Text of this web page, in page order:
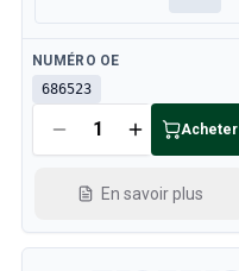
Disponible
NUMÉRO OE
686523
Acheter
En savoir plus